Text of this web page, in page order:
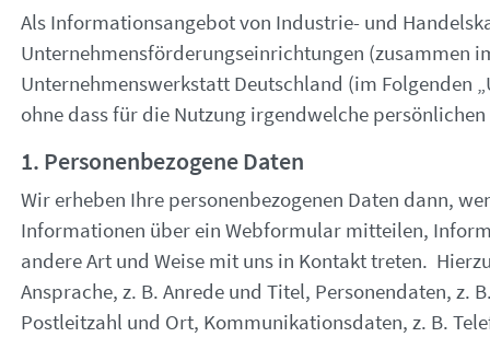
Als Informationsangebot von Industrie- und
Unternehmensförderungseinrichtungen (zusammen
Unternehmenswerkstatt Deutschland (im Folgenden
ohne dass für die Nutzung irgendwelche
1. Personenbezogene Daten
Wir erheben Ihre personenbezogenen Daten dann,
Informationen über ein Webformular mitteilen,
andere Art und Weise mit uns in Kontakt treten.
Ansprache, z. B. Anrede und Titel, Personendaten, z.
Postleitzahl und Ort, Kommunikationsdaten, z. B.